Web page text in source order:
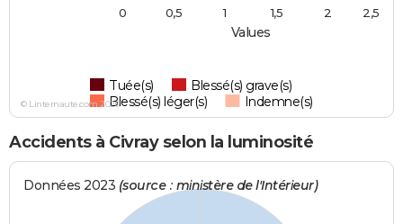
Values
Tuée(s)
Blessé(s) grave(s)
Blessé(s) léger(s)
Indemne(s)
0 0,5 1 1,5 2 2,5
© Linternaute.com 2026
Accidents à Civray selon la luminosité
Données 2023 (source : ministère de l'Intérieur)